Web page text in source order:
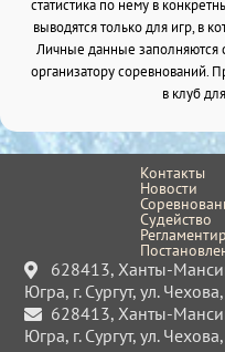
статистика по нему в
выводятся только для игр, в
Личные данные заполняются
организатору соревнований.
в клуб
Контакты
Новости
Судейство
628413, Ханты-
Югра, г. Сургут, ул.
628413, Ханты-
Югра, г. Сургут, ул.